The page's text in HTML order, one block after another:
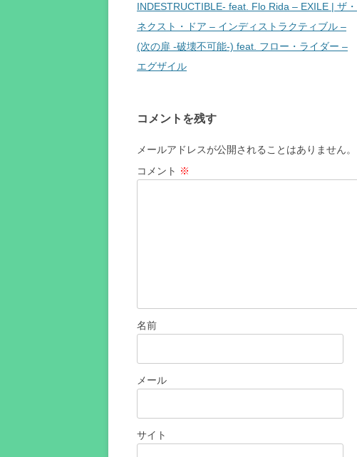
稿
ナ
ビ
ゲ
ョ
ン
INDESTRUCTIBLE- feat. Flo Rida – EXILE | ザ・
ネクスト・ドア – インディストラクティブル –
(次の扉 -破壊不可能-) feat. フロー・ライダー –
エグザイル
コメントを残す
メールアドレスが公開されることはありません。
コメント ※
名前
メール
サイト